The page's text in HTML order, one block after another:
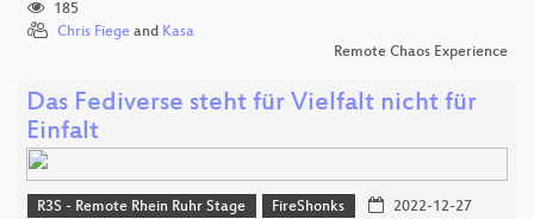
185
Chris Fiege and Kasa
Remote Chaos Experience
Das Fediverse steht für Vielfalt nicht für
Einfalt
R3S - Remote Rhein Ruhr Stage FireShonks 2022-12-27